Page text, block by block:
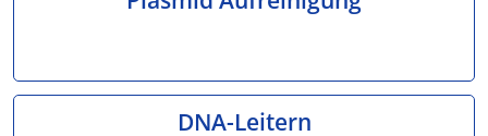
DNA-Leitern